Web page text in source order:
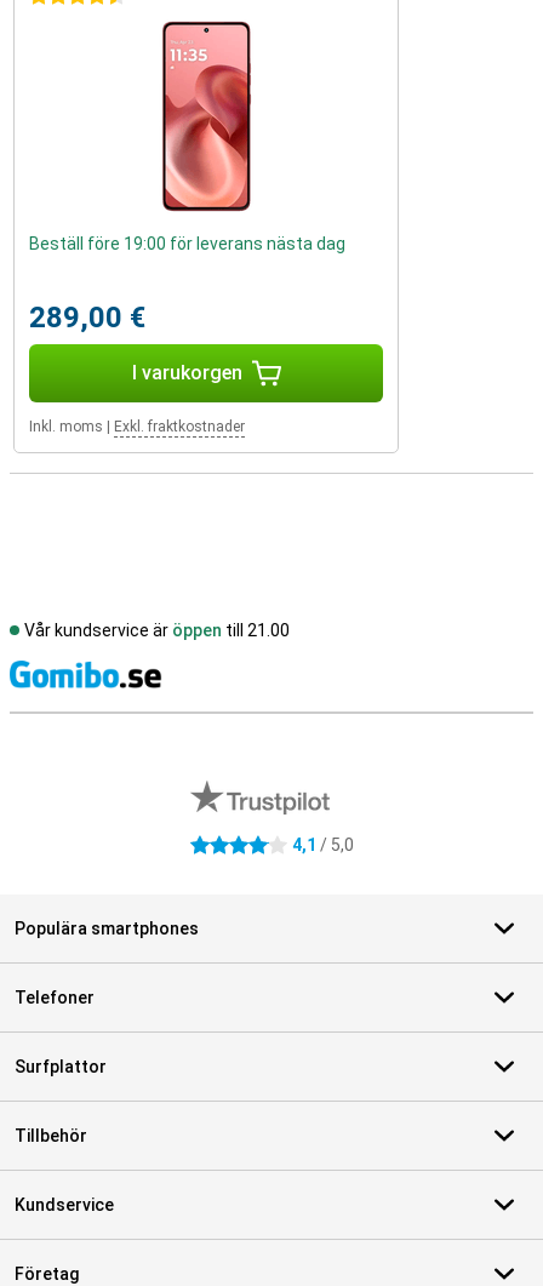
Beställ före 19:00 för leverans nästa dag
289,00 €
I varukorgen
Inkl. moms | Exkl. fraktkostnader
Vår kundservice är öppen till 21.00
4.1 stjärnor 4,1 / 5,0
Populära smartphones
Telefoner
Surfplattor
Tillbehör
Kundservice
Företag